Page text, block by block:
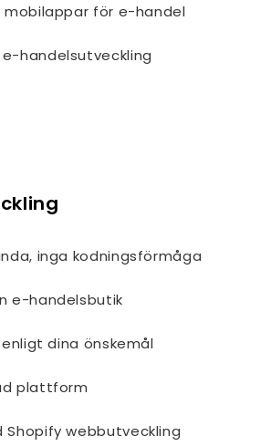
mobilappar för e-handel
handelsutveckling
inga kodningsförmåga
e-handelsbutik
enligt dina önskemål
plattform
Shopify webbutveckling